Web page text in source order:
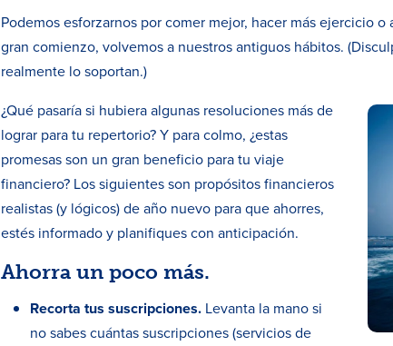
Podemos esforzarnos por comer mejor, hacer más ejercicio
gran comienzo, volvemos a nuestros antiguos hábitos.
realmente lo soportan.)
¿Qué pasaría si hubiera algunas resoluciones más de
lograr para tu repertorio? Y para colmo, ¿estas
promesas son un gran beneficio para tu viaje
financiero? Los siguientes son propósitos financieros
realistas (y lógicos) de año nuevo para que ahorres,
estés informado y planifiques con anticipación.
Ahorra un poco más.
Recorta tus suscripciones. Levanta la mano si
no sabes cuántas suscripciones (servicios de